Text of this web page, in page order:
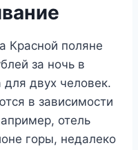
Красной поляне
за ночь в
для двух человек.
в зависимости
отель
горы, недалеко